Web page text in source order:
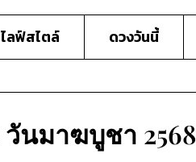
ไลฟ์สไตล์ ดวงวันนี้
วันมาฆบูชา 2568